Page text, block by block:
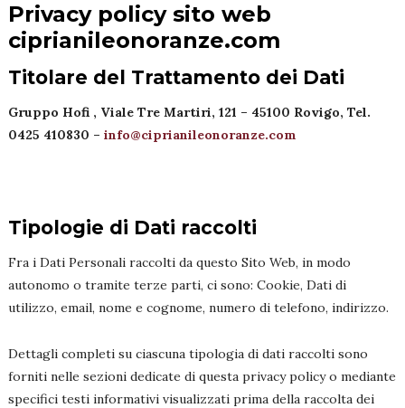
Privacy policy sito web
ciprianileonoranze.com
Titolare del Trattamento dei Dati
Gruppo Hofi , Viale Tre Martiri, 121 – 45100 Rovigo, Tel.
0425 410830 – info@ciprianileonoranze.com
Tipologie di Dati raccolti
Fra i Dati Personali raccolti da questo Sito Web, in modo
autonomo o tramite terze parti, ci sono: Cookie, Dati di
utilizzo, email, nome e cognome, numero di telefono, indirizzo.
Dettagli completi su ciascuna tipologia di dati raccolti sono
forniti nelle sezioni dedicate di questa privacy policy o mediante
specifici testi informativi visualizzati prima della raccolta dei